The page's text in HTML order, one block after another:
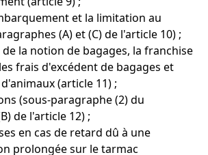
et la limitation au
(A) et (C) de l'article 10) ;
la notion de bagages, la franchise
frais d'excédent de bagages et
(article 11) ;
(sous-paragraphe (2) du
de l'article 12) ;
en cas de retard dû à une
prolongée sur le tarmac